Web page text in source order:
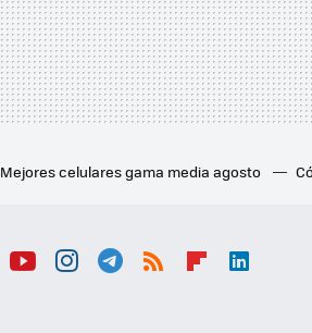
Mejores celulares gama media agosto